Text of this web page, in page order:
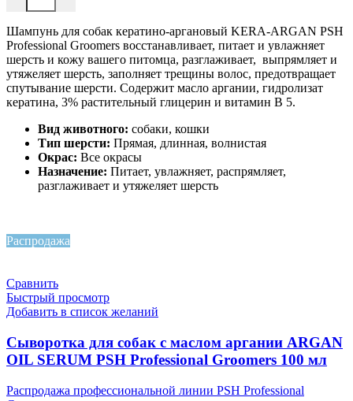
Шампунь для собак кератино-аргановый KERA-ARGAN PSH
Professional Groomers восстанавливает, питает и увлажняет
шерсть и кожу вашего питомца, разглаживает, выпрямляет и
утяжеляет шерсть, заполняет трещины волос, предотвращает
спутывание шерсти. Содержит масло аргании, гидролизат
кератина, 3% растительный глицерин и витамин B 5.
Вид животного: собаки, кошки
Тип шерсти: Прямая, длинная, волнистая
Окрас: Все окрасы
Назначение: Питает, увлажняет, распрямляет,
разглаживает и утяжеляет шерсть
Распродажа
Сравнить
Быстрый просмотр
Добавить в список желаний
Сыворотка для собак с маслом аргании ARGAN
OIL SERUM PSH Professional Groomers 100 мл
Распродажа профессиональной линии PSH Professional